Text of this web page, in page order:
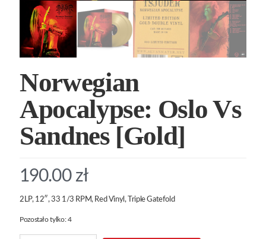
Norwegian
Apocalypse: Oslo Vs
Sandnes [Gold]
190.00 zł
2LP, 12″, 33 1/3 RPM, Red Vinyl, Triple Gatefold
Pozostało tylko: 4